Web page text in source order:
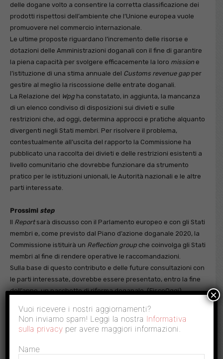
delle dogane volto a consentire la corretta classificazione dei
prodotti rispettosi dell’ambiente che l’Unione europea vuole
promuovere nel commercio internazionale.
Le ultime proposte riguardano l’incremento delle risorse e
dotazioni delle Amministrazioni doganali con il fine di garantire
la piena capacità per svolgere efficacemente la loro mission e
l’istituzione di una stima annuale del Customs revenue gap per
gestire al meglio la riscossione delle entrate doganali.
La Relazione del Wpg ha constatato, in aggiunta, la mancanza
di un elenco condiviso di disposizioni sui divieti e sulle
restrizioni che, ad oggi, determina approcci e pratiche alquanto
divergenti negli Stati membri. Per risolvere il problema,
contestualmente all’uscita del rapporto la Commissione ha
pubblicato una raccolta dei divieti e delle restrizioni esistenti a
livello comunitario che dovrebbe funzionare da strumento
pratico per le istituzioni unionali, le Autorità nazionali e le altre
parti interessate.
Prossimi step
Il Reportsarà discusso con il Parlamento europeo e con gli Stati
membri e, come previsto dal Piano d’azione doganale 2020, la
Commissione istituirà un Reflection group che coinvolga gli Stati
membri al fine di rendere operative le raccomandazioni.
Sulla base di questo contributo e delle future consultazioni con
le parti interessate, dovrebbe essere presentato, entro la fine
dell’anno, un pacchetto di riforma doganale. (FiscoOggi)
Facebook Twitter
Vuoi ricevere i nostri aggiornamenti?
Non inviamo spam! Leggi la nostra Informativa
sulla privacy per avere maggiori informazioni.
Name
×